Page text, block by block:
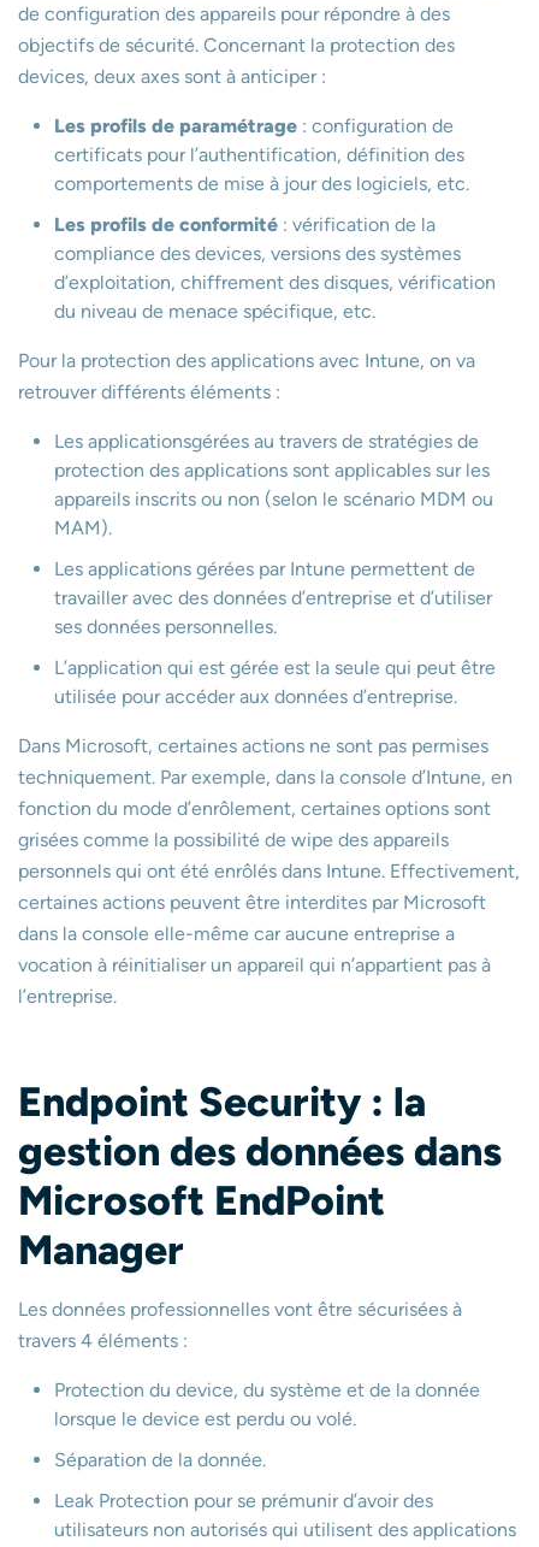
de configuration des appareils pour répondre à des
objectifs de sécurité. Concernant la protection des
devices, deux axes sont à anticiper :
Les profils de paramétrage : configuration de
certificats pour l’authentification, définition des
comportements de mise à jour des logiciels, etc.
Les profils de conformité : vérification de la
compliance des devices, versions des systèmes
d’exploitation, chiffrement des disques, vérification
du niveau de menace spécifique, etc.
Pour la protection des applications avec Intune, on va
retrouver différents éléments :
Les applicationsgérées au travers de stratégies de
protection des applications sont applicables sur les
appareils inscrits ou non (selon le scénario MDM ou
MAM).
Les applications gérées par Intune permettent de
travailler avec des données d’entreprise et d’utiliser
ses données personnelles.
L’application qui est gérée est la seule qui peut être
utilisée pour accéder aux données d’entreprise.
Dans Microsoft, certaines actions ne sont pas permises
techniquement. Par exemple, dans la console d’Intune, en
fonction du mode d’enrôlement, certaines options sont
grisées comme la possibilité de wipe des appareils
personnels qui ont été enrôlés dans Intune. Effectivement,
certaines actions peuvent être interdites par Microsoft
dans la console elle-même car aucune entreprise a
vocation à réinitialiser un appareil qui n’appartient pas à
l’entreprise.
Endpoint Security : la
gestion des données dans
Microsoft EndPoint
Manager
Les données professionnelles vont être sécurisées à
travers 4 éléments :
Protection du device, du système et de la donnée
lorsque le device est perdu ou volé.
Séparation de la donnée.
Leak Protection pour se prémunir d’avoir des
utilisateurs non autorisés qui utilisent des applications